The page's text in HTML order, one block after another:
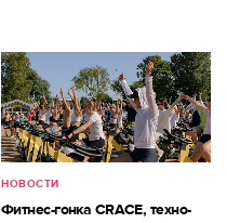
НОВОСТИ
Фитнес-гонка CRACE, техно-